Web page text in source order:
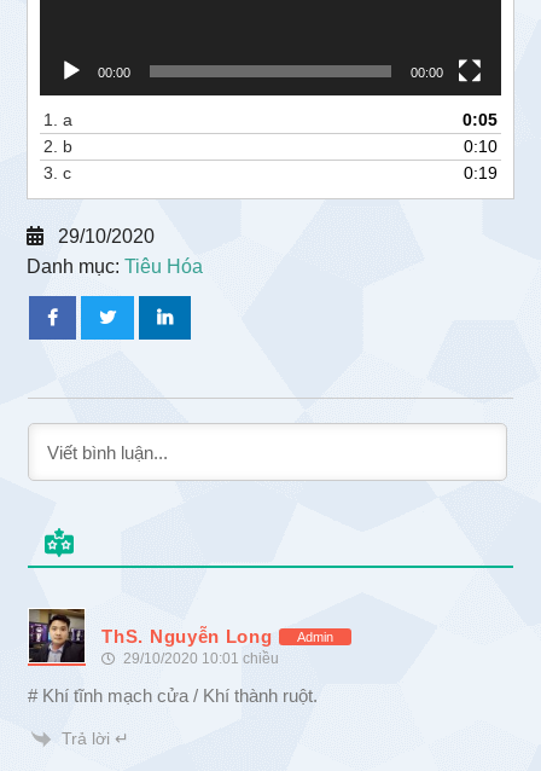
00:00 00:00
1.a
0:05
2. b
0:10
3.c 0:19
29/10/2020
Danh mục:Tiêu Hóa
ThS. Nguyễn Long Admin
29/10/2020 10:01 chiều
# Khí tĩnh mạch cửa / Khí thành ruột.
Trả lời ↵